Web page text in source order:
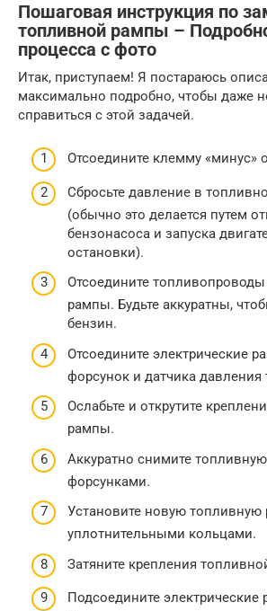
Пошаговая инструкция по
топливной рампы –
процесса с фото
Итак, приступаем! Я постараюсь
максимально подробно, чтобы даже
справиться с этой задачей.
Отсоедините клемму «минус»
Сбросьте давление в
(обычно это делается путем
бензонасоса и запуска
остановки).
Отсоедините
рампы. Будьте аккуратны,
бензин.
Отсоедините электрические
форсунок и датчика давления
Ослабьте и открутите
рампы.
Аккуратно снимите
форсунками.
Установите новую
уплотнительными кольцами.
Затяните крепления
Подсоедините электрические